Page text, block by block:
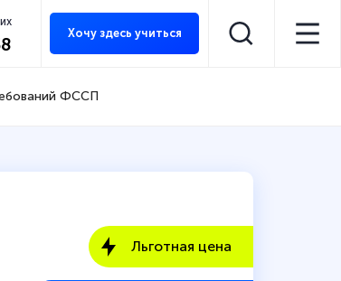
Хочу здесь учиться
ФССП
Льготная цена